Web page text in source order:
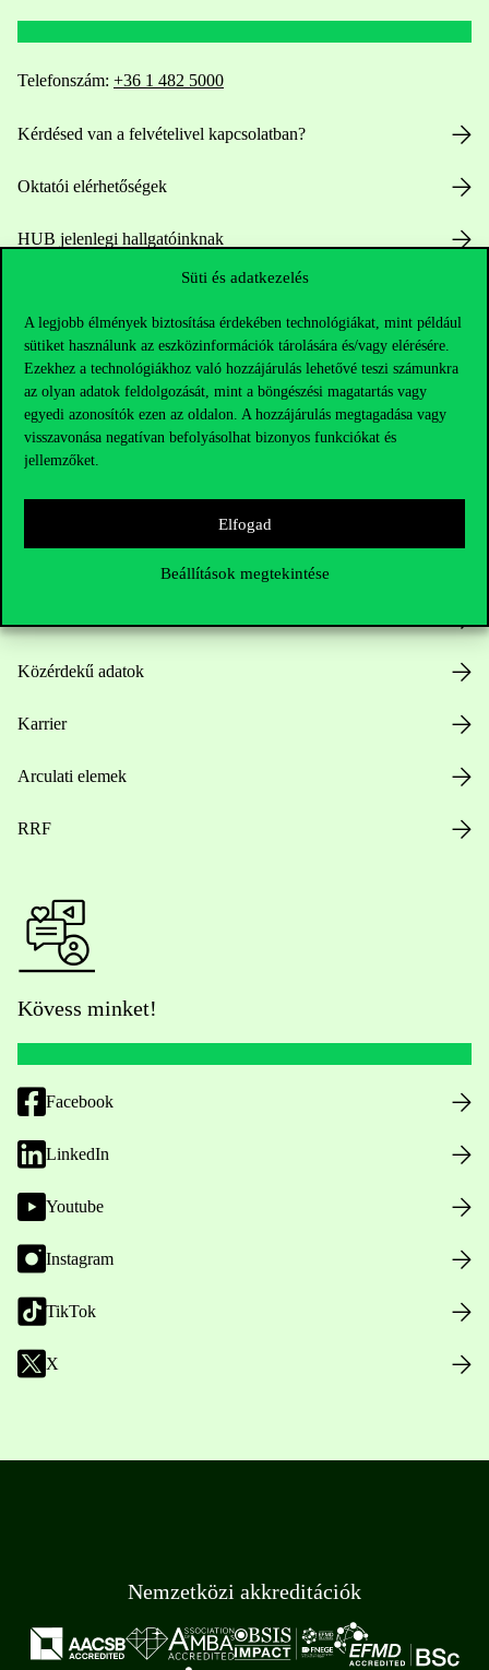
Süti és adatkezelés
A legjobb élmények biztosítása érdekében technológiákat, mint például
sütiket használunk az eszközinformációk tárolására és/vagy elérésére.
Ezekhez a technológiákhoz való hozzájárulás lehetővé teszi számunkra
az olyan adatok feldolgozását, mint a böngészési magatartás vagy
egyedi azonosítók ezen az oldalon. A hozzájárulás megtagadása vagy
visszavonása negatívan befolyásolhat bizonyos funkciókat és
jellemzőket.
Elfogad
Beállítások megtekintése
Telefonszám: +36 1 482 5000
Kérdésed van a felvételivel kapcsolatban?
Oktatói elérhetőségek
HUB jelenlegi hallgatóinknak
Hasznos linkek
Közérdekű adatok
Karrier
Arculati elemek
RRF
Kövess minket!
Facebook
LinkedIn
Youtube
Instagram
TikTok
X
Nemzetközi akkreditációk